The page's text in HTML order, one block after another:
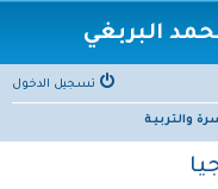
البربغي
تسجيل الدخول
والتربيـة